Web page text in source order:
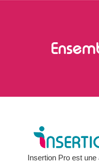
Insertion Pro est une